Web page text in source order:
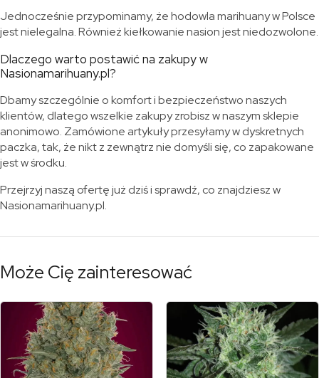
Jednocześnie przypominamy, że hodowla marihuany w Polsce
jest nielegalna. Również kiełkowanie nasion jest niedozwolone.
Dlaczego warto postawić na zakupy w
Nasionamarihuany.pl?
Dbamy szczególnie o komfort i bezpieczeństwo naszych
klientów, dlatego wszelkie zakupy zrobisz w naszym sklepie
anonimowo. Zamówione artykuły przesyłamy w dyskretnych
paczka, tak, że nikt z zewnątrz nie domyśli się, co zapakowane
jest w środku.
Przejrzyj naszą ofertę już dziś i sprawdź, co znajdziesz w
Nasionamarihuany.pl.
Może Cię zainteresować